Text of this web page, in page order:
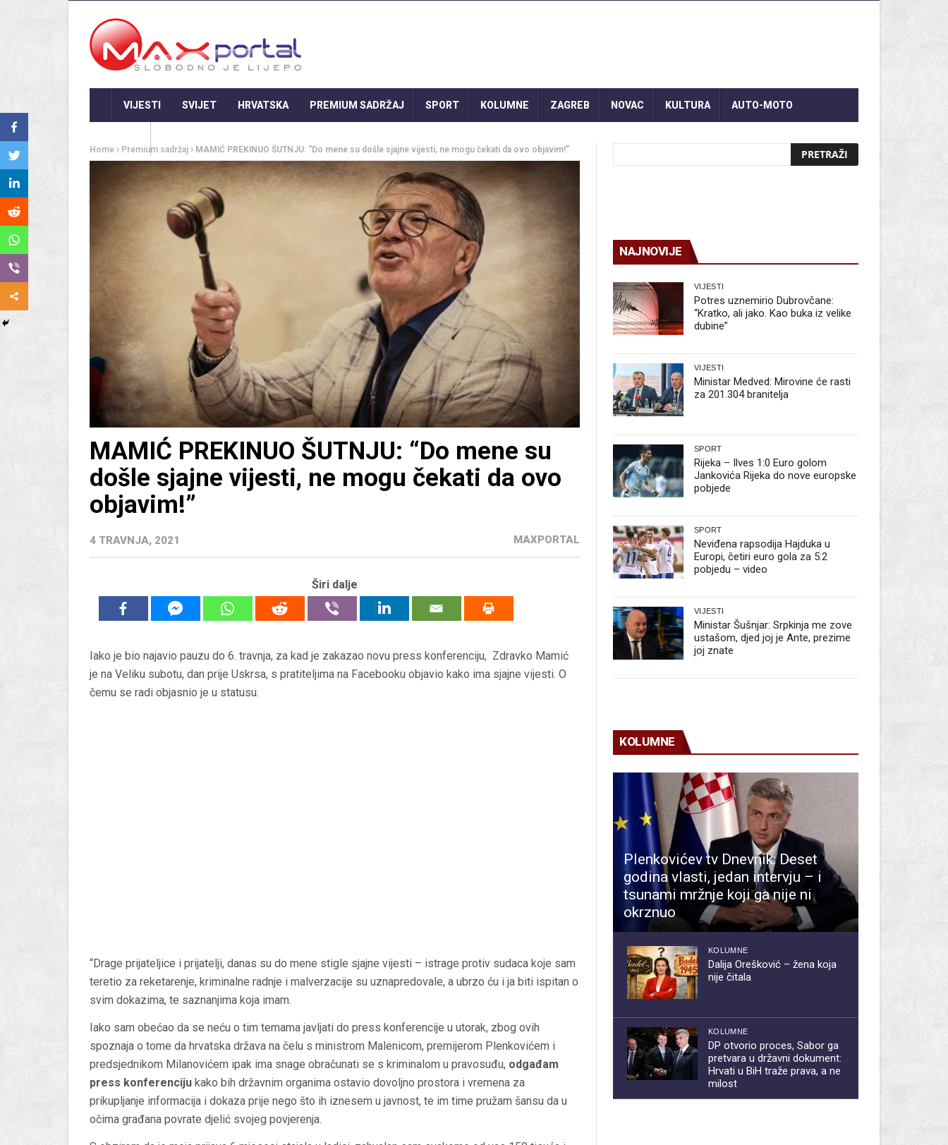
VIJESTI SVIJET HRVATSKA PREMIUM SADRŽAJ SPORT KOLUMNE ZAGREB NOVAC KULTURA AUTO-MOTO
Home Premium sadržaj MAMIĆ PREKINUO ŠUTNJU: “Do mene su došle sjajne vijesti, ne mogu čekati da ovo objavim!”
MAMIĆ PREKINUO ŠUTNJU: “Do mene su
došle sjajne vijesti, ne mogu čekati da ovo
objavim!”
4 TRAVNJA, 2021 MAXPORTAL
Širi dalje
Iako je bio najavio pauzu do 6. travnja, za kad je zakazao novu press konferenciju, Zdravko Mamić
je na Veliku subotu, dan prije Uskrsa, s pratiteljima na Facebooku objavio kako ima sjajne vijesti. O
čemu se radi objasnio je u statusu.
“Drage prijateljice i prijatelji, danas su do mene stigle sjajne vijesti – istrage protiv sudaca koje sam
teretio za reketarenje, kriminalne radnje i malverzacije su uznapredovale, a ubrzo ću i ja biti ispitan o
svim dokazima, te saznanjima koja imam.
Iako sam obećao da se neću o tim temama javljati do press konferencije u utorak, zbog ovih
spoznaja o tome da hrvatska država na čelu s ministrom Malenicom, premijerom Plenkovićem i
predsjednikom Milanovićem ipak ima snage obračunati se s kriminalom u pravosuđu, odgađam
press konferenciju kako bih državnim organima ostavio dovoljno prostora i vremena za
prikupljanje informacija i dokaza prije nego što ih iznesem u javnost, te im time pružam šansu da u
očima građana povrate djelić svojeg povjerenja.
NAJNOVIJE
VIJESTI
Potres uznemirio Dubrovčane:
“Kratko, ali jako. Kao buka iz velike
dubine”
VIJESTI
Ministar Medved: Mirovine će rasti
za 201.304 branitelja
SPORT
Rijeka – Ilves 1:0 Euro golom
Jankovića Rijeka do nove europske
pobjede
SPORT
Neviđena rapsodija Hajduka u
Europi, četiri euro gola za 5:2
pobjedu – video
VIJESTI
Ministar Šušnjar: Srpkinja me zove
ustašom, djed joj je Ante, prezime
joj znate
KOLUMNE
Plenkovićev tv Dnevnik: Deset
godina vlasti, jedan intervju – i
tsunami mržnje koji ga nije ni
okrznuo
KOLUMNE
Dalija Orešković – žena koja
nije čitala
KOLUMNE
DP otvorio proces, Sabor ga
pretvara u državni dokument:
Hrvati u BiH traže prava, a ne
milost